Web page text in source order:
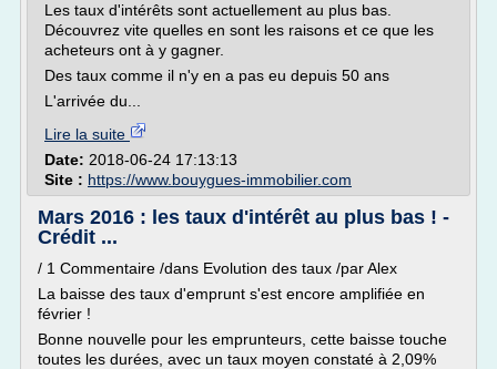
Les taux d'intérêts sont actuellement au plus bas.
Découvrez vite quelles en sont les raisons et ce que les
acheteurs ont à y gagner.
Des taux comme il n'y en a pas eu depuis 50 ans
L'arrivée du...
Lire la suite
Date: 2018-06-24 17:13:13
Site : https://www.bouygues-immobilier.com
Mars 2016 : les taux d'intérêt au plus bas ! -
Crédit ...
/ 1 Commentaire /dans Evolution des taux /par Alex
La baisse des taux d'emprunt s'est encore amplifiée en
février !
Bonne nouvelle pour les emprunteurs, cette baisse touche
toutes les durées, avec un taux moyen constaté à 2,09%